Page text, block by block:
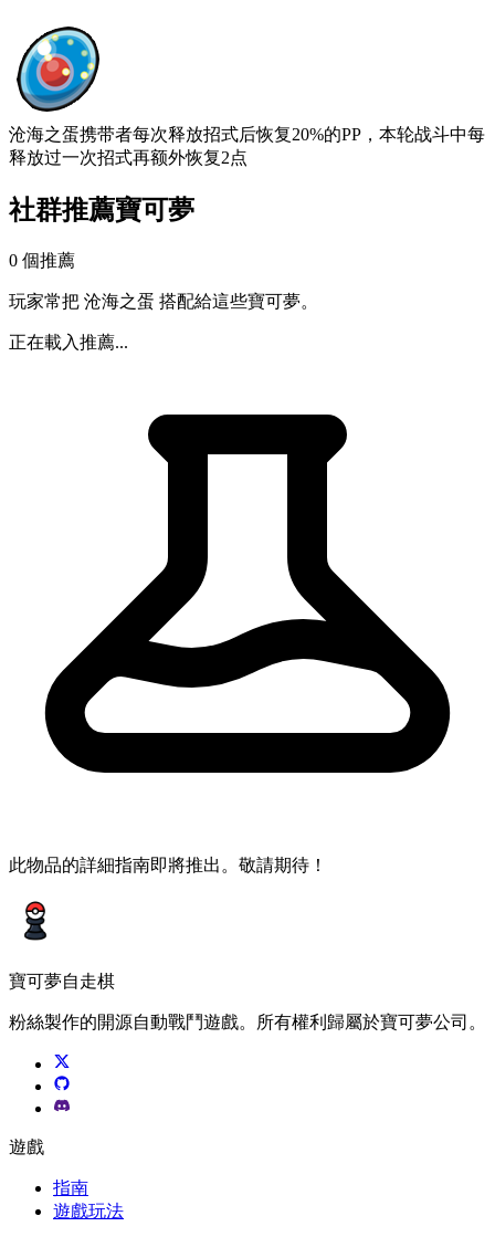
沧海之蛋携带者每次释放招式后恢复20%的PP，本轮战斗中每
释放过一次招式再额外恢复2点
社群推薦寶可夢
0 個推薦
玩家常把 沧海之蛋 搭配給這些寶可夢。
正在載入推薦...
此物品的詳細指南即將推出。敬請期待！
寶可夢自走棋
粉絲製作的開源自動戰鬥遊戲。所有權利歸屬於寶可夢公司。
遊戲
指南
遊戲玩法